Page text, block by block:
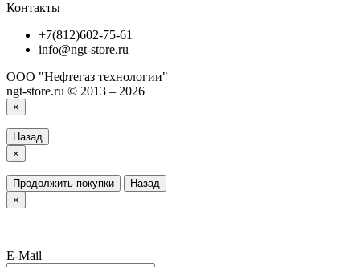
Контакты
+7(812)602-75-61
info@ngt-store.ru
ООО "Нефтегаз технологии"
ngt-store.ru © 2013 – 2026
×
Назад
×
Продолжить покупки
Назад
×
E-Mail